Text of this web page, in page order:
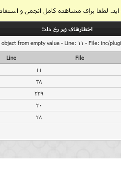
لطفا برای مشاهده کامل انجمن و
اخطار‌های زیر رخ داد:
from empty value - Line: 11 - File: inc/
File
Line
11
38
239
20
28